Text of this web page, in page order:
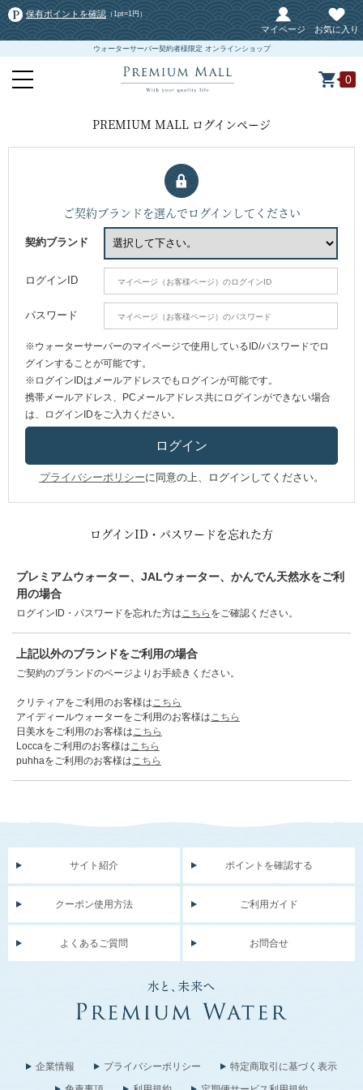
保有ポイントを確認 （1pt=1円）
マイページ お気に入り
ウォーターサーバー契約者様限定 オンラインショップ
0
PREMIUM MALL ログインページ
ご契約ブランドを選んでログインしてください
契約ブランド
ログインID
パスワード
※ウォーターサーバーのマイページで使用しているID/パスワードでロ
グインすることが可能です。
※ログインIDはメールアドレスでもログインが可能です。
携帯メールアドレス、PCメールアドレス共にログインができない場合
は、ログインIDをご入力ください。
プライバシーポリシーに同意の上、ログインしてください。
ログインID・パスワードを忘れた方
プレミアムウォーター、JALウォーター、かんでん天然水をご利
用の場合
ログインID・パスワードを忘れた方はこちら をご確認ください。
上記以外のブランドをご利用の場合
ご契約のブランドのページよりお手続きください。
クリティアをご利用のお客様はこちら
アイディールウォーターをご利用のお客様はこちら
日美水をご利用のお客様はこちら
Loccaをご利用のお客様はこちら
puhhaをご利用のお客様はこちら
サイト紹介 ポイントを確認する
クーポン使用方法 ご利用ガイド
よくあるご質問 お問合せ
企業情報 プライバシーポリシー
特定商取引に基づく表示